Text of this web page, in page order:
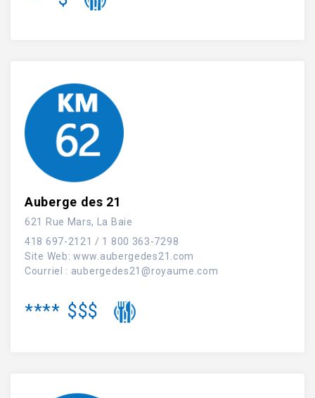
Auberge des 21
621 Rue Mars, La Baie
418 697-2121 / 1 800 363-7298
Site Web: www.aubergedes21.com
Courriel : aubergedes21@royaume.com
**** $$$